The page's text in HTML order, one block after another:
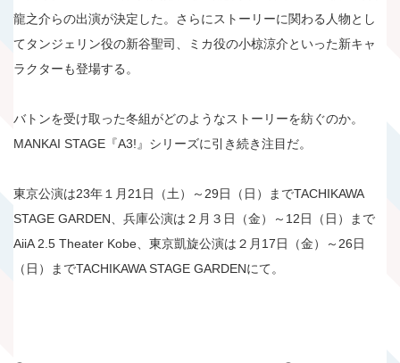
龍之介らの出演が決定した。さらにストーリーに関わる人物とし
てタンジェリン役の新谷聖司、ミカ役の小椋涼介といった新キャ
ラクターも登場する。
バトンを受け取った冬組がどのようなストーリーを紡ぐのか。
MANKAI STAGE『A3!』シリーズに引き続き注目だ。
東京公演は23年１月21日（土）～29日（日）までTACHIKAWA
STAGE GARDEN、兵庫公演は２月３日（金）～12日（日）まで
AiiA 2.5 Theater Kobe、東京凱旋公演は２月17日（金）～26日
（日）までTACHIKAWA STAGE GARDENにて。